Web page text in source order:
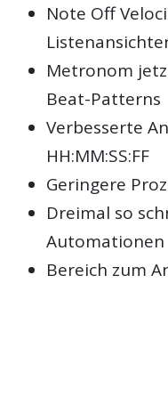
Note Off
Metronom
Beat-Patterns
Verbesserte
HH:MM:SS:FF
Geringere
Dreimal so
Automationen
Bereich zum